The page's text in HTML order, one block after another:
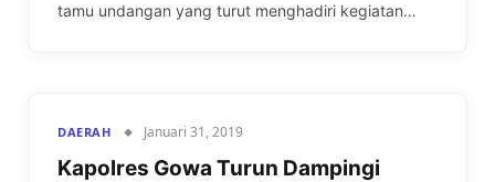
tamu undangan yang turut menghadiri kegiatan…
DAERAH Januari 31, 2019
Kapolres Gowa Turun Dampingi